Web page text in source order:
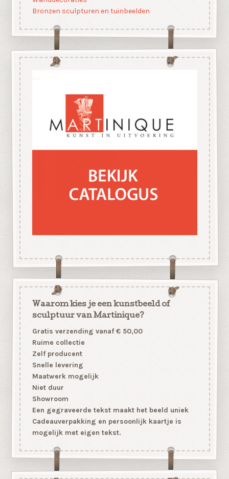
Bronzen sculpturen en tuinbeelden
Waarom kies je een kunstbeeld of
sculptuur van Martinique?
Gratis verzending vanaf € 50,00
Ruime collectie
Zelf producent
Snelle levering
Maatwerk mogelijk
Niet duur
Showroom
Een gegraveerde tekst maakt het beeld uniek
Cadeauverpakking en persoonlijk kaartje is
mogelijk met eigen tekst.